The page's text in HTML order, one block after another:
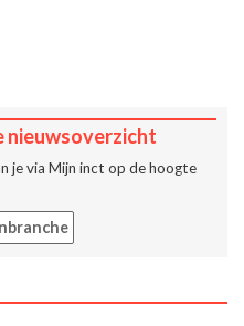
nieuwsoverzicht
je via Mijn inct op de hoogte